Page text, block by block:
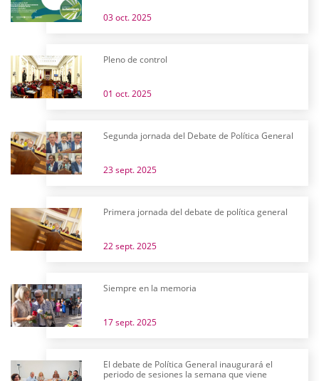
03 oct. 2025
Pleno de control
01 oct. 2025
Segunda jornada del Debate de Política General
23 sept. 2025
Primera jornada del debate de política general
22 sept. 2025
Siempre en la memoria
17 sept. 2025
El debate de Política General inaugurará el
periodo de sesiones la semana que viene